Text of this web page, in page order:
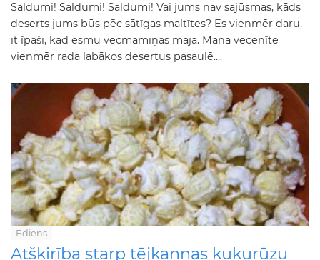
Saldumi! Saldumi! Saldumi! Vai jums nav sajūsmas, kāds
deserts jums būs pēc sātīgas maltītes? Es vienmēr daru,
it īpaši, kad esmu vecmāmiņas mājā. Mana vecenīte
vienmēr rada labākos desertus pasaulē....
Ēdiens
Atšķirība starp tējkannas kukurūzu